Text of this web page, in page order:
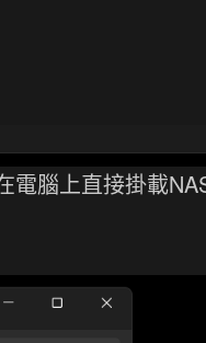
電腦上直接掛載